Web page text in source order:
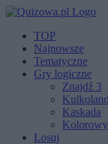
TOP
Najnowsze
Tematyczne
Gry logiczne
Znajdź 3
Kaskada
Losuj